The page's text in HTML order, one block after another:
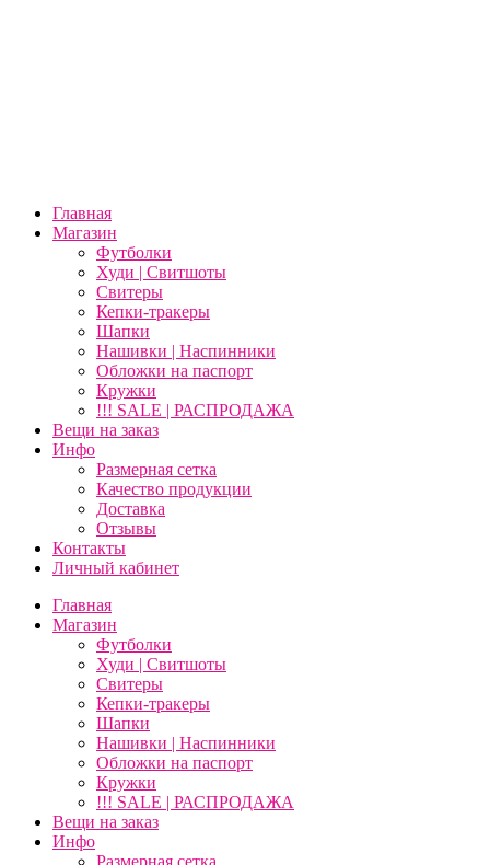
Главная
Магазин
Футболки
Худи | Свитшоты
Свитеры
Кепки-тракеры
Шапки
Нашивки | Наспинники
Обложки на паспорт
Кружки
!!! SALE | РАСПРОДАЖА
Вещи на заказ
Инфо
Размерная сетка
Качество продукции
Доставка
Отзывы
Контакты
Личный кабинет
Главная
Магазин
Футболки
Худи | Свитшоты
Свитеры
Кепки-тракеры
Шапки
Нашивки | Наспинники
Обложки на паспорт
Кружки
!!! SALE | РАСПРОДАЖА
Вещи на заказ
Инфо
Размерная сетка